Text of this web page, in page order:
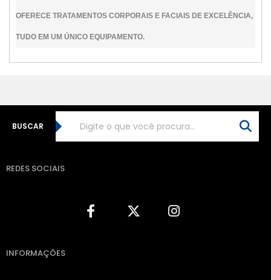
OFERECE TRATAMENTOS CORPORAIS E FACIAIS DE EXCELÊNCIA,
TUDO EM UM ÚNICO EQUIPAMENTO.
BUSCAR
REDES SOCIAIS
INFORMAÇÕES